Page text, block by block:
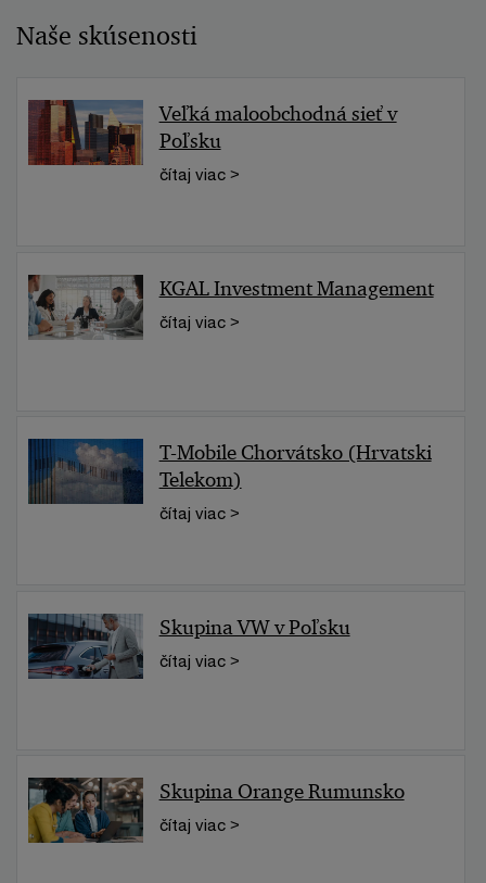
Naše skúsenosti
Veľká maloobchodná sieť v
Poľsku
čítaj viac >
KGAL Investment Management
čítaj viac >
T-Mobile Chorvátsko (Hrvatski
Telekom)
čítaj viac >
Skupina VW v Poľsku
čítaj viac >
Skupina Orange Rumunsko
čítaj viac >